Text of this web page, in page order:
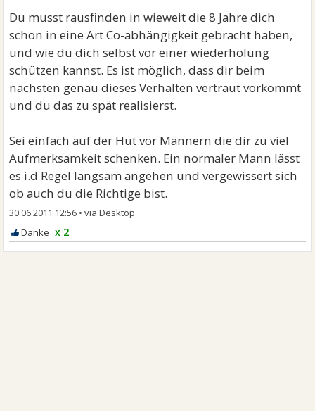
Du musst rausfinden in wieweit die 8 Jahre dich
schon in eine Art Co-abhängigkeit gebracht haben,
und wie du dich selbst vor einer wiederholung
schützen kannst. Es ist möglich, dass dir beim
nächsten genau dieses Verhalten vertraut vorkommt
und du das zu spät realisierst.
Sei einfach auf der Hut vor Männern die dir zu viel
Aufmerksamkeit schenken. Ein normaler Mann lässt
es i.d Regel langsam angehen und vergewissert sich
ob auch du die Richtige bist.
30.06.2011 12:56 •
x 2